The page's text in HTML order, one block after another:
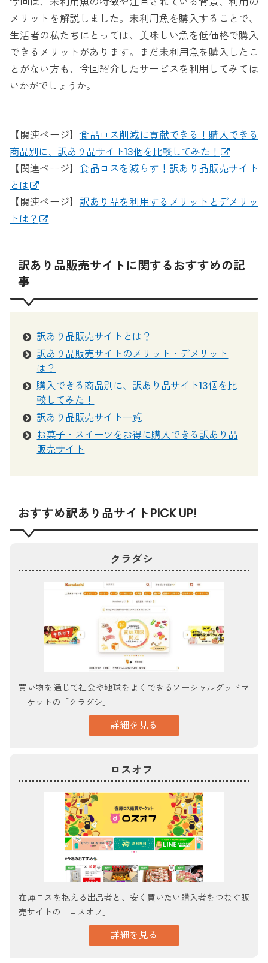
メリットを解説しました。未利用魚を購入することで、
生活者の私たちにとっては、美味しい魚を低価格で購入
できるメリットがあります。まだ未利用魚を購入したこ
とがない方も、今回紹介したサービスを利用してみては
いかがでしょうか。
【関連ページ】食品ロス削減に貢献できる！購入できる
商品別に、訳あり品サイト13個を比較してみた！
【関連ページ】食品ロスを減らす！訳あり品販売サイト
とは
【関連ページ】 訳あり品を利用するメリットとデメリッ
トは？
訳あり品販売サイトに関するおすすめの記
事
訳あり品販売サイトとは？
訳あり品販売サイトのメリット・デメリット
は？
購入できる商品別に、訳あり品サイト13個を比
較してみた！
訳あり品販売サイト一覧
お菓子・スイーツをお得に購入できる訳あり品
販売サイト
おすすめ訳あり品サイトPICK UP!
クラダシ
買い物を通じて社会や地球をよくできるソーシャルグッドマ
ーケットの「クラダシ」
詳細を見る
ロスオフ
在庫ロスを抱える出品者と、安く買いたい購入者をつなぐ販
売サイトの「ロスオフ」
詳細を見る